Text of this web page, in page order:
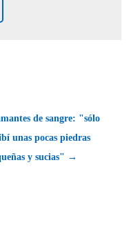
de sangre: "sólo
unas pocas piedras
y sucias" →